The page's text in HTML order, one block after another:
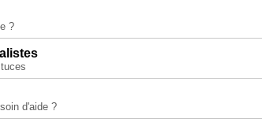
?
d'aide ?